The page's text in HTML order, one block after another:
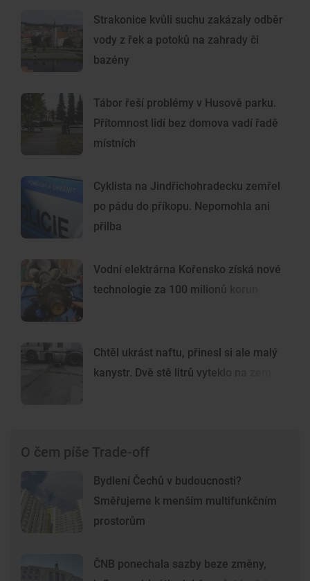
Strakonice kvůli suchu zakázaly odběr
vody z řek a potoků na zahrady či
bazény
Tábor řeší problémy v Husově parku.
Přítomnost lidí bez domova vadí řadě
místních
Cyklista na Jindřichohradecku zemřel
po pádu do příkopu. Nepomohla ani
přilba
Vodní elektrárna Kořensko získá nové
technologie za 100 milionů korun
Chtěl ukrást naftu, přinesl si ale malý
kanystr. Dvě stě litrů vyteklo na zem
O čem píše Trade-off
Bydlení Čechů v budoucnosti?
Směřujeme k menším multifunkčním
prostorům
ČNB ponechala sazby beze změny,